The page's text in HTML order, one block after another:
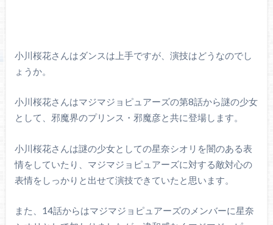
小川桜花さんはダンスは上手ですが、演技はどうなのでし
ょうか。
小川桜花さんはマジマジョピュアーズの第8話から謎の少女
として、邪魔界のプリンス・邪魔彦と共に登場します。
小川桜花さんは謎の少女としての星奈シオリを闇のある表
情をしていたり、マジマジョピュアーズに対する敵対心の
表情をしっかりと出せて演技できていたと思います。
また、14話からはマジマジョピュアーズのメンバーに星奈